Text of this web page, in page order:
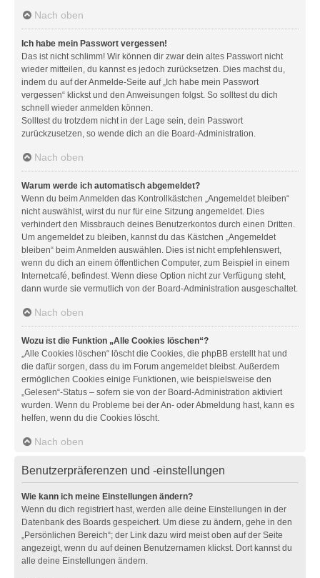
Nach oben
Ich habe mein Passwort vergessen!
Das ist nicht schlimm! Wir können dir zwar dein altes Passwort nicht
wieder mitteilen, du kannst es jedoch zurücksetzen. Dies machst du,
indem du auf der Anmelde-Seite auf „Ich habe mein Passwort
vergessen“ klickst und den Anweisungen folgst. So solltest du dich
schnell wieder anmelden können.
Solltest du trotzdem nicht in der Lage sein, dein Passwort
zurückzusetzen, so wende dich an die Board-Administration.
Nach oben
Warum werde ich automatisch abgemeldet?
Wenn du beim Anmelden das Kontrollkästchen „Angemeldet bleiben“
nicht auswählst, wirst du nur für eine Sitzung angemeldet. Dies
verhindert den Missbrauch deines Benutzerkontos durch einen Dritten.
Um angemeldet zu bleiben, kannst du das Kästchen „Angemeldet
bleiben“ beim Anmelden auswählen. Dies ist nicht empfehlenswert,
wenn du dich an einem öffentlichen Computer, zum Beispiel in einem
Internetcafé, befindest. Wenn diese Option nicht zur Verfügung steht,
dann wurde sie vermutlich von der Board-Administration ausgeschaltet.
Nach oben
Wozu ist die Funktion „Alle Cookies löschen“?
„Alle Cookies löschen“ löscht die Cookies, die phpBB erstellt hat und
die dafür sorgen, dass du im Forum angemeldet bleibst. Außerdem
ermöglichen Cookies einige Funktionen, wie beispielsweise den
„Gelesen“-Status – sofern sie von der Board-Administration aktiviert
wurden. Wenn du Probleme bei der An- oder Abmeldung hast, kann es
helfen, wenn du die Cookies löscht.
Nach oben
Benutzerpräferenzen und -einstellungen
Wie kann ich meine Einstellungen ändern?
Wenn du dich registriert hast, werden alle deine Einstellungen in der
Datenbank des Boards gespeichert. Um diese zu ändern, gehe in den
„Persönlichen Bereich“; der Link dazu wird meist oben auf der Seite
angezeigt, wenn du auf deinen Benutzernamen klickst. Dort kannst du
alle deine Einstellungen ändern.